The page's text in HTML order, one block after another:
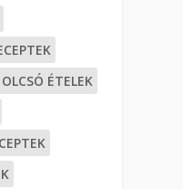
OLCSÓ ÉTELEK